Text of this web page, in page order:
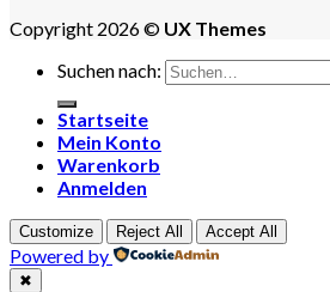
Copyright 2026 © UX Themes
Suchen nach:
Startseite
Mein Konto
Warenkorb
Anmelden
Customize Reject All Accept All
Powered by
✖